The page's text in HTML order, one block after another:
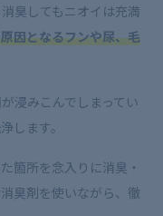
臭してもニオイは充満
因となるフンや尿、毛
浸みこんでしまってい
します。
箇所を念入りに消臭・
臭剤を使いながら、徹